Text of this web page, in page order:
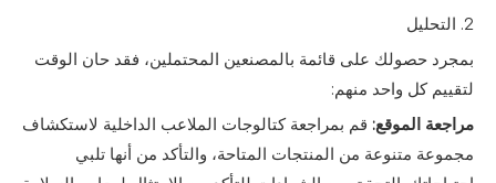
2. التحليل
بمجرد حصولك على قائمة بالمصنعين المحتملين، فقد حان الوقت
لتقييم كل واحد منهم:
مراجعة الموقع: قم بمراجعة كتالوجات الملاعب الداخلية لاستكشاف
مجموعة متنوعة من المنتجات المتاحة، والتأكد من أنها تلبي